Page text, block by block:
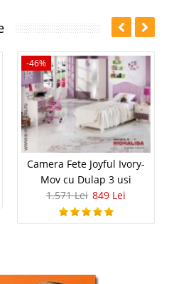
-46%
Camera Fete Joyful Ivory-
Mov cu Dulap 3 usi
1.571 Lei 849 Lei